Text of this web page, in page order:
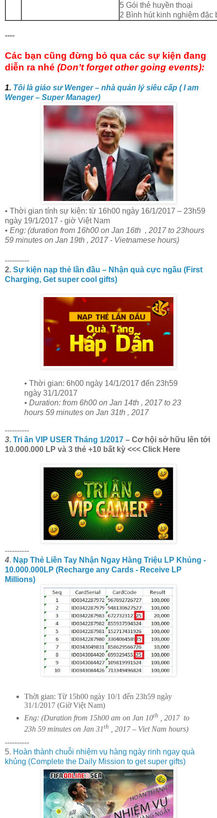
5 Gói thẻ huyền thoại
2 Bình hút kinh nghiệm đặc
----
Các bạn cũng đừng bỏ qua các sự kiện đang
diễn ra nhé (Don’t forget other going events):
1. Tôi là giáo sư Wenger – nhà quản lý siêu cấp ( I am
Wenger – Super Manager)
• Thời gian tính sự kiện: từ 16h00 ngày 16/1/2017 – 23h59
ngày 19/1/2017 - giờ Việt Nam
• Eng: (duration from 16h00 on Jan 16th , 2017 to 23hours
59 minutes on Jan 19th , 2017 - Vietnamese hours)
----------
2. Sự kiện nạp thẻ lần đầu – Nhận quà cực ngầu (First
Charging, Get super cool gifts)
• Thời gian: 6h00 ngày 14/1/2017 đến 23h59
ngày 31/1/2017
• Duration: from 6h00 on Jan 14th , 2017 to 23
hours 59 minutes on Jan 31th , 2017
----------
3. Tri ân VIP USER Tháng 1/2017 – Cơ hội sở hữu lên tới
10.000.000 LP và 3 thẻ +10 bất kỳ <<< Click Here
----------
4. Nạp Thẻ Liền Tay Nhận Ngay Hàng Triệu LP Khủng -
10.000.000LP (Recharge any Cards - Receive LP
Millions)
Thời gian: Từ 15h00 ngày 10/1 đến 23h59 ngày
31/1/2017 (Giờ Việt Nam)
Eng: (Duration from 15h00 am on Jan 10th , 2017 to
23h 59 minutes on Jan 31th
, 2017 – Viet Nam hours)
----------
5. Hoàn thành chuỗi nhiệm vụ hàng ngày rinh ngay quà
khủng (Complete the Daily Mission to get super gifts)